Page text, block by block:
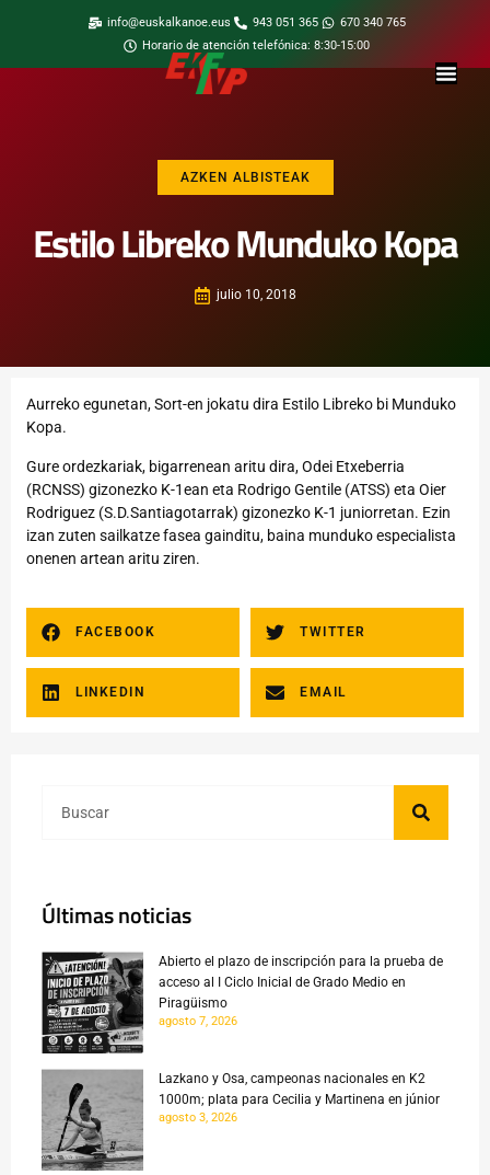
info@euskalkanoe.eus 943 051 365
670 340 765
Horario de atención telefónica: 8:30-15:00
AZKEN ALBISTEAK
Estilo Libreko Munduko Kopa
julio 10, 2018
Aurreko egunetan, Sort-en jokatu dira Estilo Libreko bi Munduko
Kopa.
Gure ordezkariak, bigarrenean aritu dira, Odei Etxeberria
(RCNSS) gizonezko K-1ean eta Rodrigo Gentile (ATSS) eta Oier
Rodriguez (S.D.Santiagotarrak) gizonezko K-1 juniorretan. Ezin
izan zuten sailkatze fasea gainditu, baina munduko especialista
onenen artean aritu ziren.
FACEBOOK TWITTER
LINKEDIN EMAIL
Últimas noticias
Abierto el plazo de inscripción para la prueba de
acceso al I Ciclo Inicial de Grado Medio en
Piragüismo
agosto 7, 2026
Lazkano y Osa, campeonas nacionales en K2
1000m; plata para Cecilia y Martinena en júnior
agosto 3, 2026